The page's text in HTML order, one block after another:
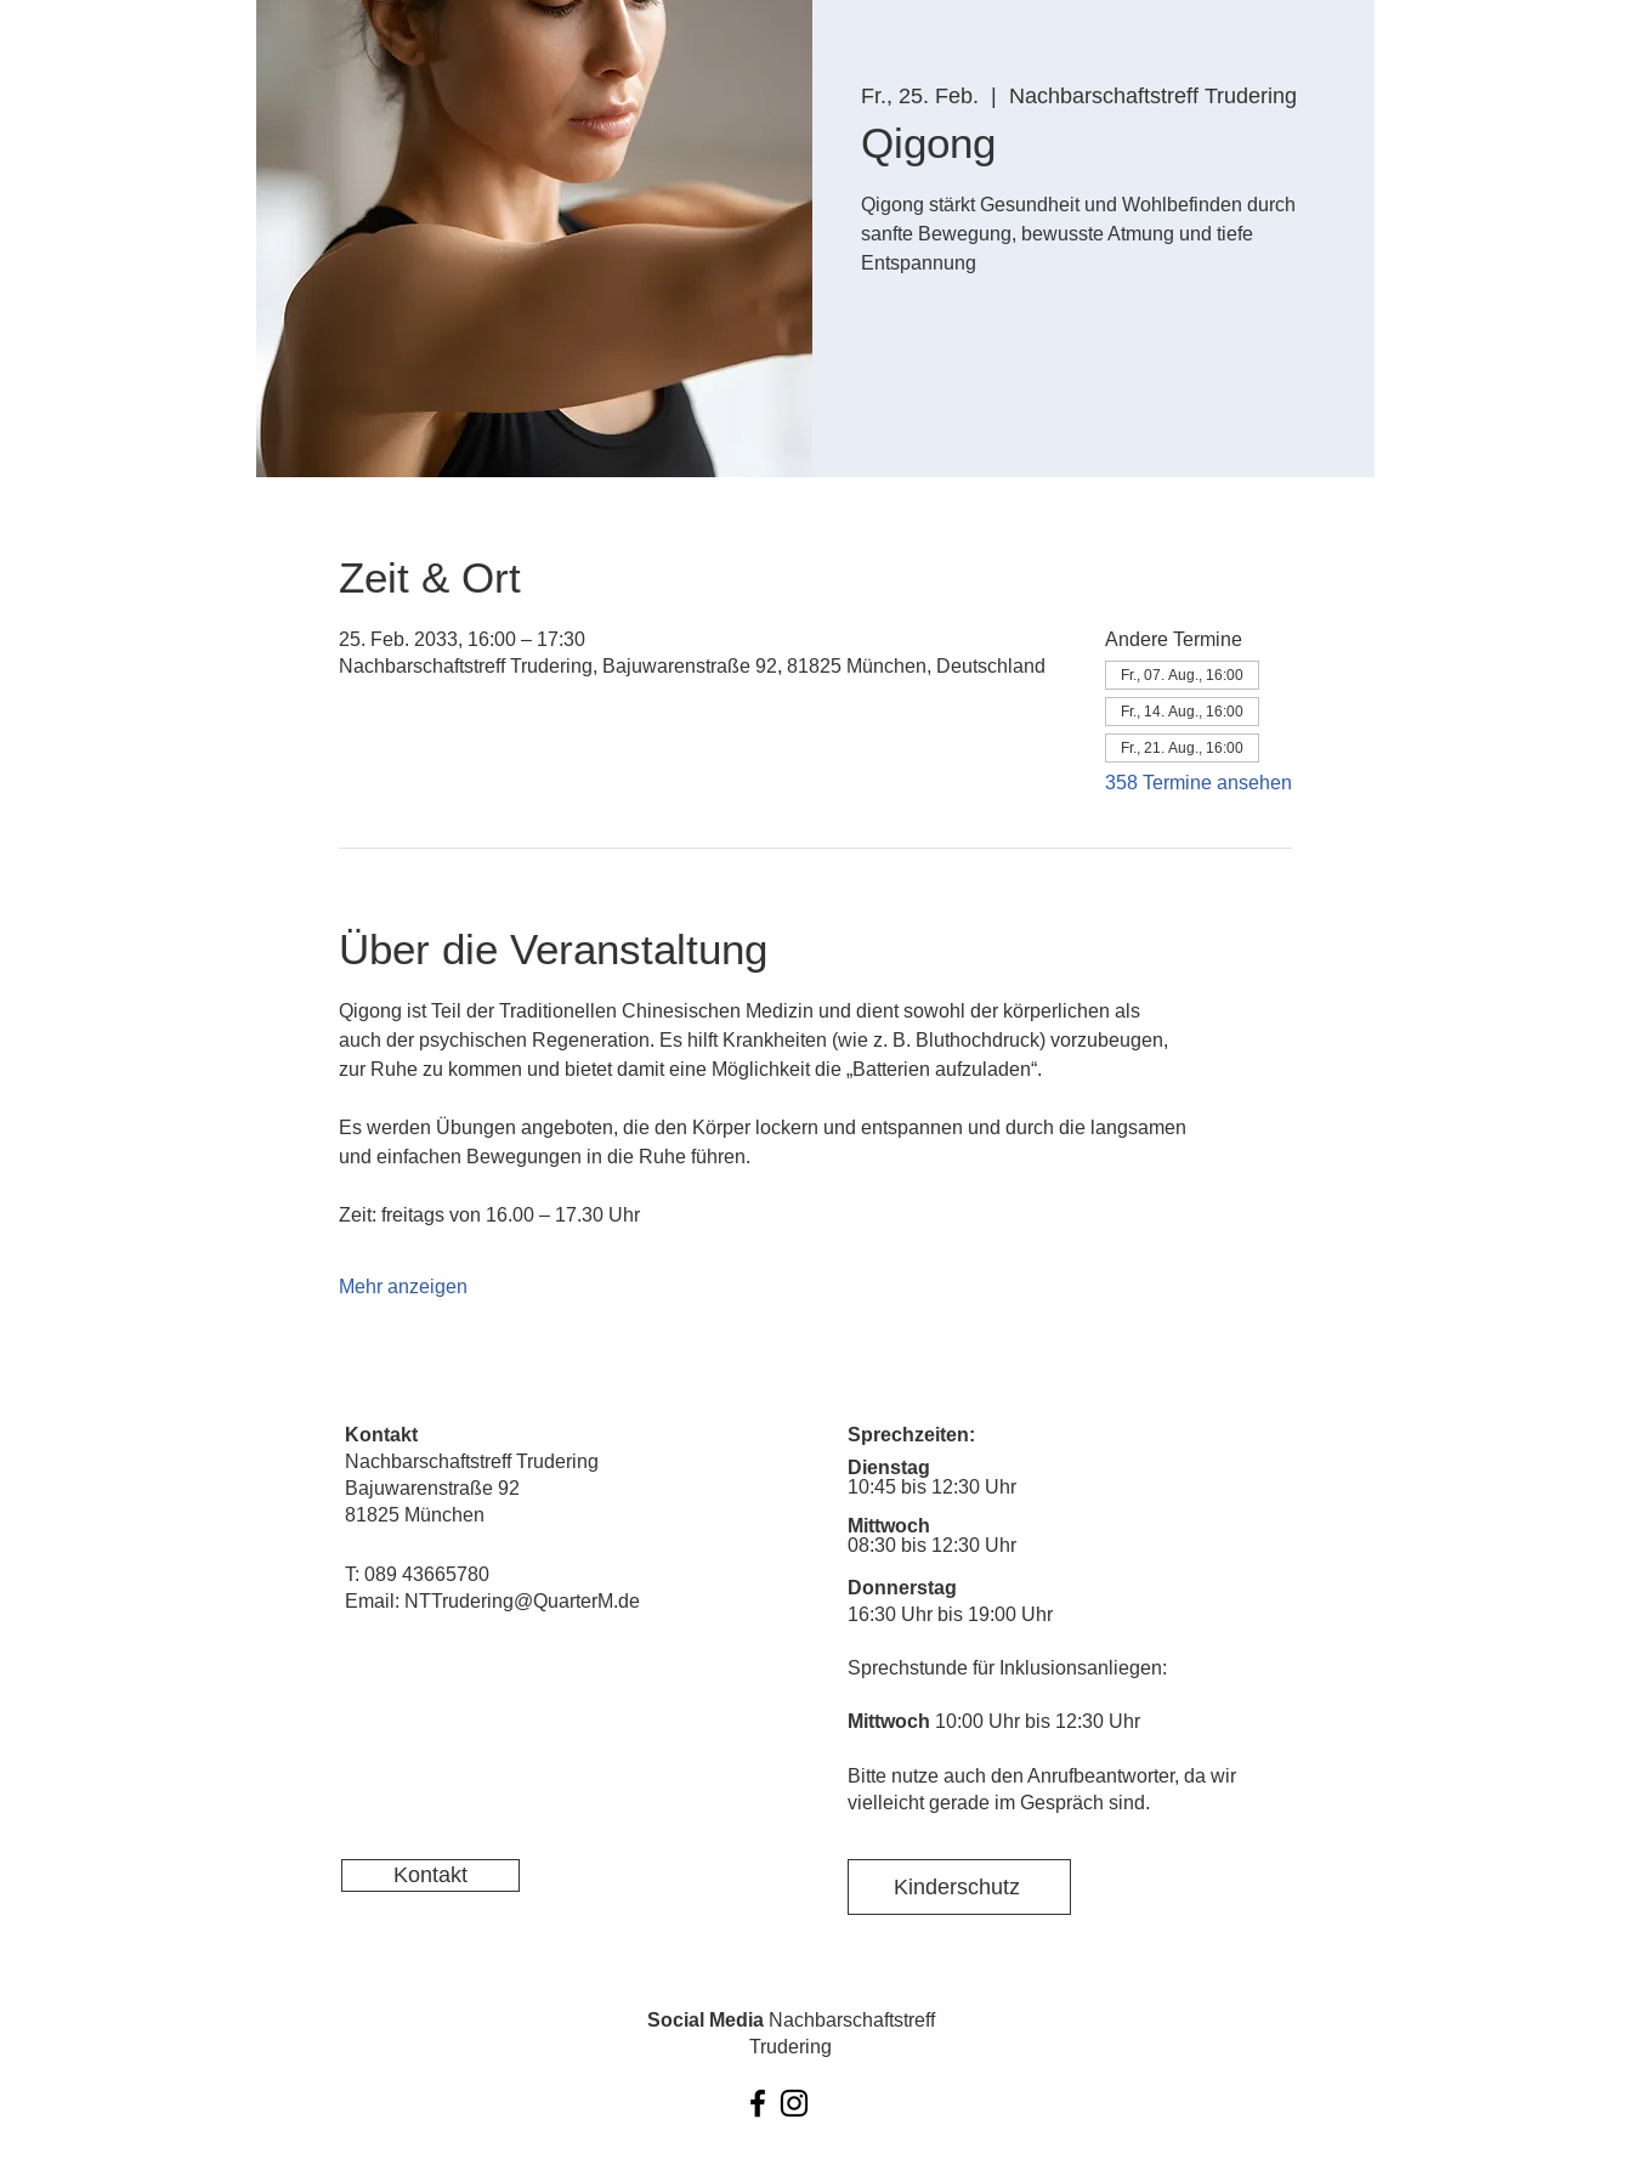
Fr., 25. Feb. Nachbarschaftstreff Trudering
Qigong
Qigong stärkt Gesundheit und Wohlbefinden durch
sanfte Bewegung, bewusste Atmung und tiefe
Entspannung
Zeit & Ort
25. Feb. 2033, 16:00 – 17:30
Nachbarschaftstreff Trudering, Bajuwarenstraße 92, 81825 München, Deutschland
Andere Termine
Fr., 07. Aug., 16:00
Fr., 14. Aug., 16:00
Fr., 21. Aug., 16:00
358 Termine ansehen
Über die Veranstaltung
Qigong ist Teil der Traditionellen Chinesischen Medizin und dient sowohl der körperlichen als
auch der psychischen Regeneration. Es hilft Krankheiten (wie z. B. Bluthochdruck) vorzubeugen,
zur Ruhe zu kommen und bietet damit eine Möglichkeit die „Batterien aufzuladen“.
Es werden Übungen angeboten, die den Körper lockern und entspannen und durch die langsamen
und einfachen Bewegungen in die Ruhe führen.
Zeit: freitags von 16.00 – 17.30 Uhr
Mehr anzeigen
Kontakt
Nachbarschaftstreff Trudering
Bajuwarenstraße 92
81825 München
T: 089 43665780
Email: NTTrudering@QuarterM.de
Kontakt
Sprechzeiten:
Dienstag
10:45 bis 12:30 Uhr
Mittwoch
08:30 bis 12:30 Uhr
Donnerstag
16:30 Uhr bis 19:00 Uhr
Sprechstunde für Inklusionsanliegen:
Mittwoch 10:00 Uhr bis 12:30 Uhr
​Bitte nutze auch den Anrufbeantworter, da wir
vielleicht gerade im Gespräch sind.
Kinderschutz
Social MediaNachbarschaftstreff
Trudering